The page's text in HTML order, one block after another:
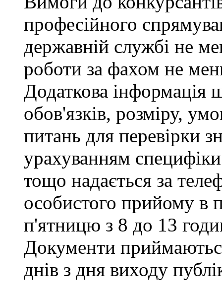
професійного
державній службі не
роботи за фахом не
Додаткова інформація
обов'язків, розміру,
питань для перевірки
урахуванням
тощо надається за
особистого прийому в
п'ятницю з 8 до 13
Документи
днів з дня виходу